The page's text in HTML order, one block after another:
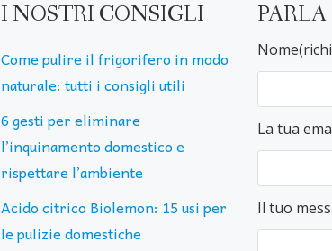
I NOSTRI CONSIGLI
Come pulire il frigorifero in modo
naturale: tutti i consigli utili
6 gesti per eliminare
l’inquinamento domestico e
rispettare l’ambiente
Acido citrico Biolemon: 15 usi per
le pulizie domestiche
La tua
Il tuo